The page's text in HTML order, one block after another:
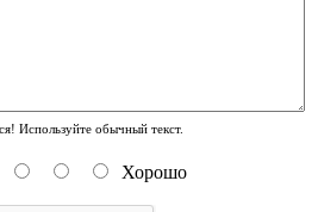
Используйте обычный текст.
Хорошо